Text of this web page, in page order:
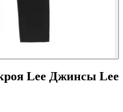
Lee Джинсы Lee